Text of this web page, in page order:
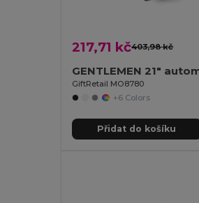
217,71 kč403,98 kč
GiftRetail MO8780
+6 Colors
Přidat do košíku